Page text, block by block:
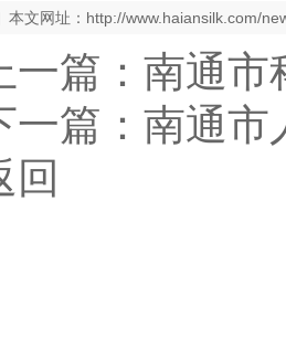
本文网址： http://www.haiansilk.com/
一篇： 南通市
一篇： 南通市
回